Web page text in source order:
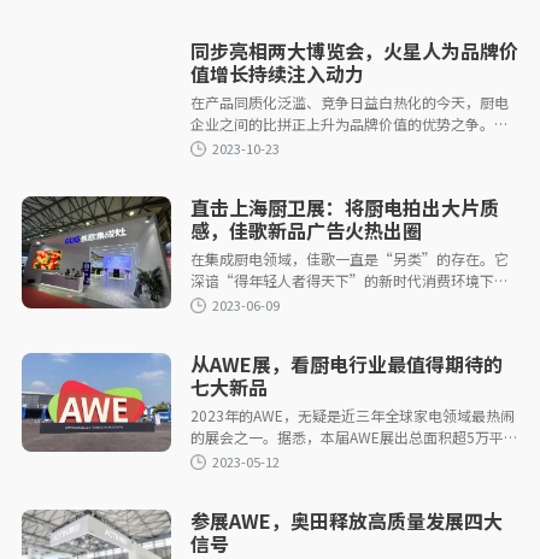
2024-03-15
同步亮相两大博览会，火星人为品牌价
值增长持续注入动力
在产品同质化泛滥、竞争日益白热化的今天，厨电
企业之间的比拼正上升为品牌价值的优势之争。
2023-10-23
直击上海厨卫展：将厨电拍出大片质
感，佳歌新品广告火热出圈
在集成厨电领域，佳歌一直是“另类”的存在。它
深谙“得年轻人者得天下”的新时代消费环境下经
营之道，站在品牌年轻化风口浪尖，无论是品牌形
从AWE展，看厨电行业最值得期待的
七大新品
2023年的AWE，无疑是近三年全球家电领域最热闹
的展会之一。据悉，本届AWE展出总面积超5万平方
米，吸引了全球1000余家企业参展，展出产品
参展AWE，奥田释放高质量发展四大
信号